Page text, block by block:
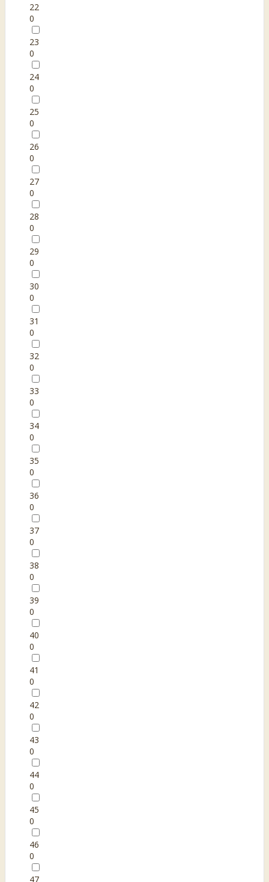
22
0
23
0
24
0
25
0
26
0
27
0
28
0
29
0
30
0
31
0
32
0
33
0
34
0
35
0
36
0
37
0
38
0
39
0
40
0
41
0
42
0
43
0
44
0
45
0
46
0
47